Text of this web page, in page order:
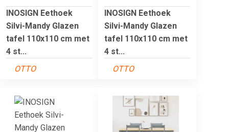
INOSIGN Eethoek
Silvi-Mandy Glazen
tafel 110x110 cm met
4 st...
OTTO
INOSIGN Eethoek
Silvi-Mandy Glazen
tafel 110x110 cm met
4 st...
OTTO